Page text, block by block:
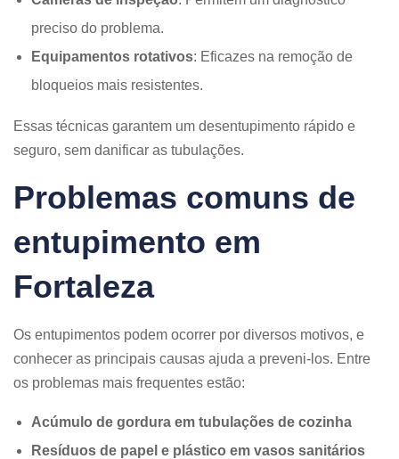
preciso do problema.
Equipamentos rotativos: Eficazes na remoção de
bloqueios mais resistentes.
Essas técnicas garantem um desentupimento rápido e
seguro, sem danificar as tubulações.
Problemas comuns de
entupimento em
Fortaleza
Os entupimentos podem ocorrer por diversos motivos, e
conhecer as principais causas ajuda a preveni-los. Entre
os problemas mais frequentes estão:
Acúmulo de gordura em tubulações de cozinha
Resíduos de papel e plástico em vasos sanitários